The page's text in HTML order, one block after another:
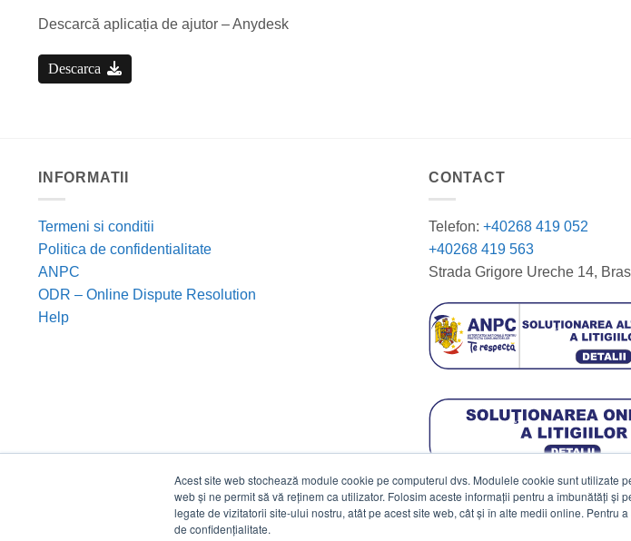
Acest site web stochează module cookie pe computerul dvs. Modulele cookie sunt
web și ne permit să vă reținem ca utilizator. Folosim aceste informații pentru a îmbunătăți
legate de vizitatorii site-ului nostru, atât pe acest site web, cât și în alte medii online.
de confidențialitate.
Descarcă aplicația de ajutor – Anydesk
Descarca
INFORMATII
Termeni si conditii
Politica de confidentialitate
ANPC
ODR – Online Dispute Resolution
Help
CONTACT
Telefon: +40268 419 052
+40268 419 563
Strada Grigore Ureche 14,